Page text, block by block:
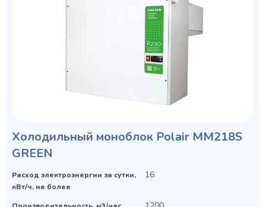
Холодильный моноблок Polair MM218S
GREEN
Расход электроэнергии за сутки,
кВт/ч, не более
16